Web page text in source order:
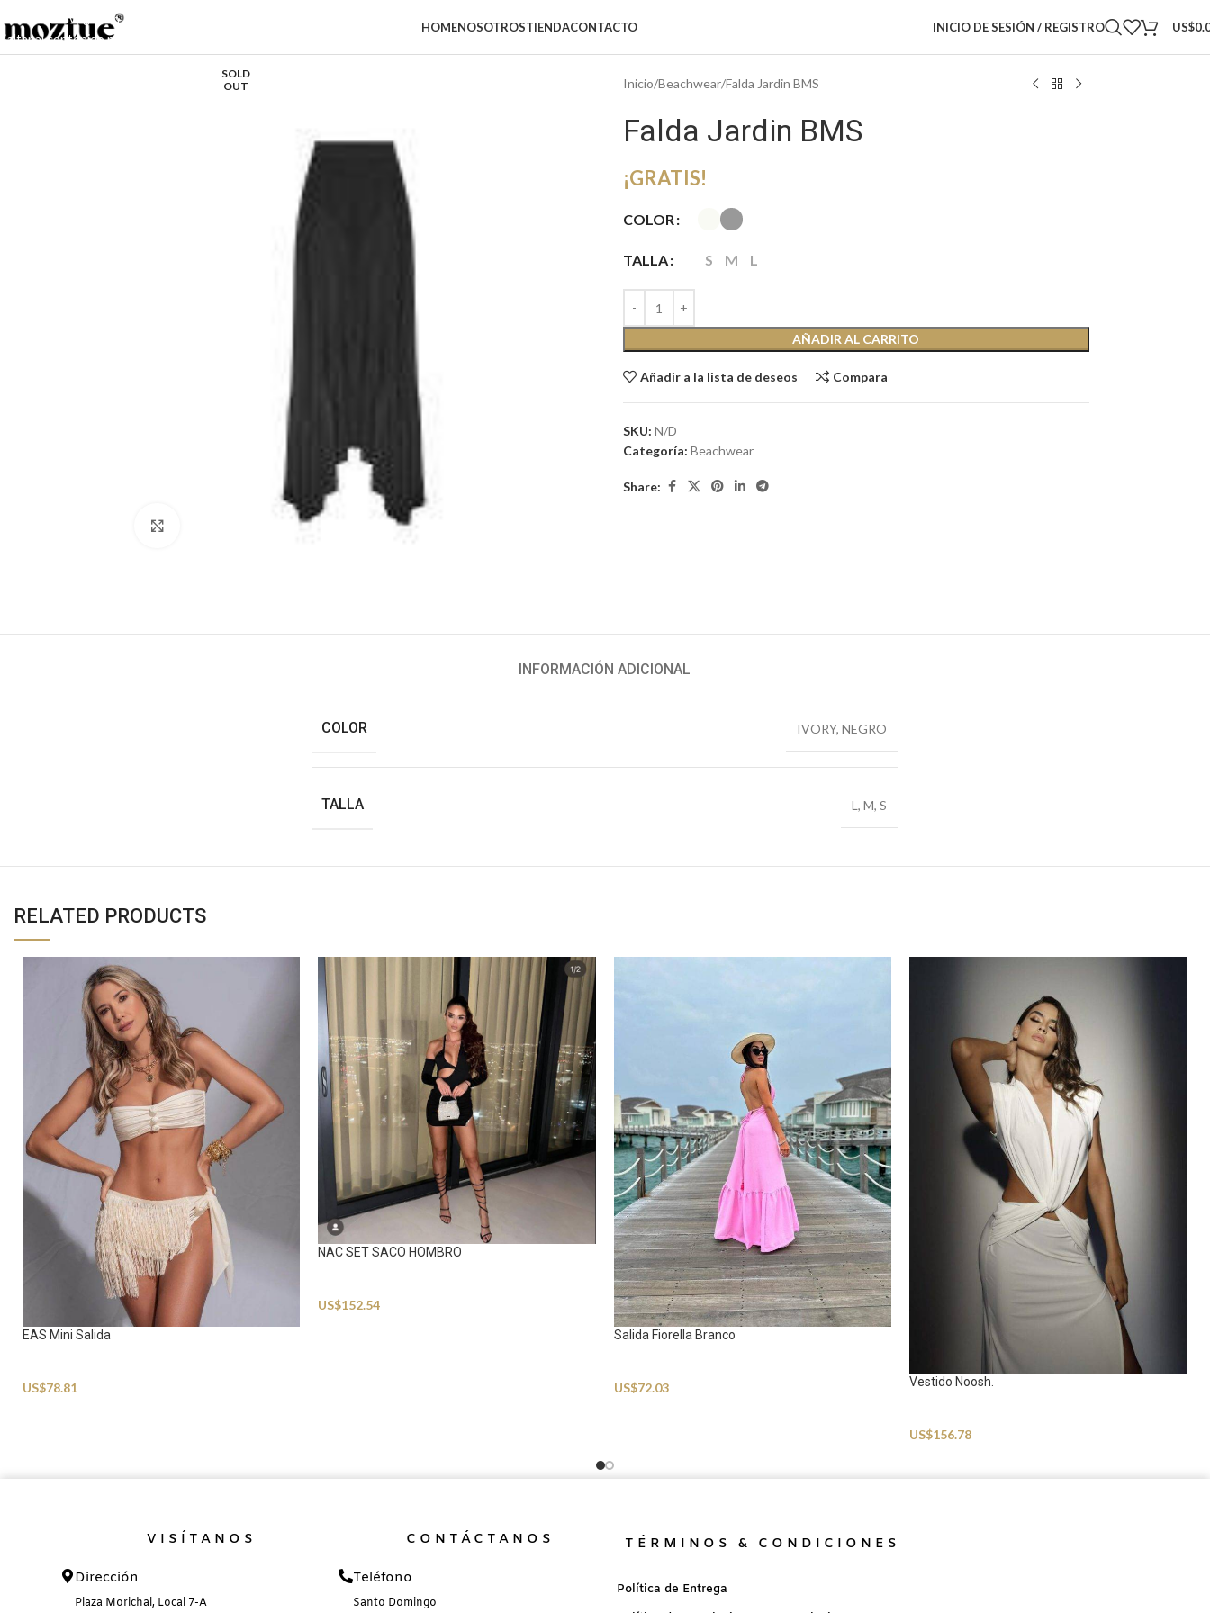
Saltar a la navegación
Saltar al contenido principal
HOMENOSOTROSTIENDACONTACTO INICIO DE SESIÓN / REGISTRO US$
SOLD
OUT
Haga clic para ampliar
Inicio Beachwear Falda Jardin BMS
Falda Jardin BMS
¡GRATIS!
COLOR
TALLA S M L
AÑADIR AL CARRITO
Añadir a la lista de deseos Compara
SKU: N/D
Categoría: Beachwear
Share:
INFORMACIÓN ADICIONAL
COLOR IVORY, NEGRO
TALLA L , M, S
RELATED PRODUCTS
EAS Mini Salida
US$78.81
NAC SET SACO HOMBRO
US$152.54
Salida Fiorella Branco
US$72.03 Vestido Noosh.
US$156.78
VISÍTANOS
Dirección
Plaza Morichal, Local 7-A
CONTÁCTANOS
Teléfono
Santo Domingo
TÉRMINOS & CONDICIONES
Política de Entrega